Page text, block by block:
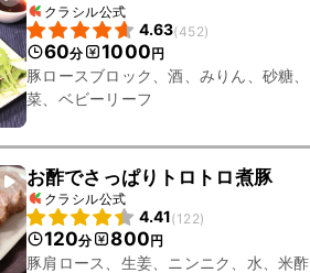
クラシル公式
4.63(452)
60分 1000円
豚ロースブロック、酒、みりん、砂糖
菜、ベビーリーフ
お酢でさっぱりトロトロ煮豚
クラシル公式
4.41(122)
120分 800円
豚肩ロース、生姜、ニンニク、水、米